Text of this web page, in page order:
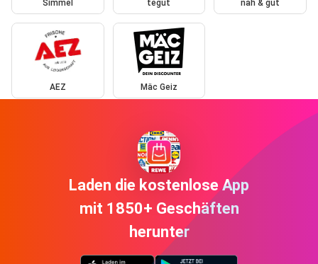
Simmel tegut nah & gut
AEZ Mäc Geiz
Laden die kostenlose App
mit 1850+ Geschäften
herunter